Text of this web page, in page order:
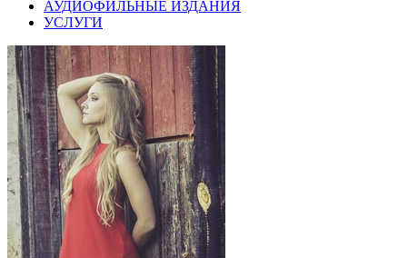
АУДИОФИЛЬНЫЕ ИЗДАНИЯ
УСЛУГИ